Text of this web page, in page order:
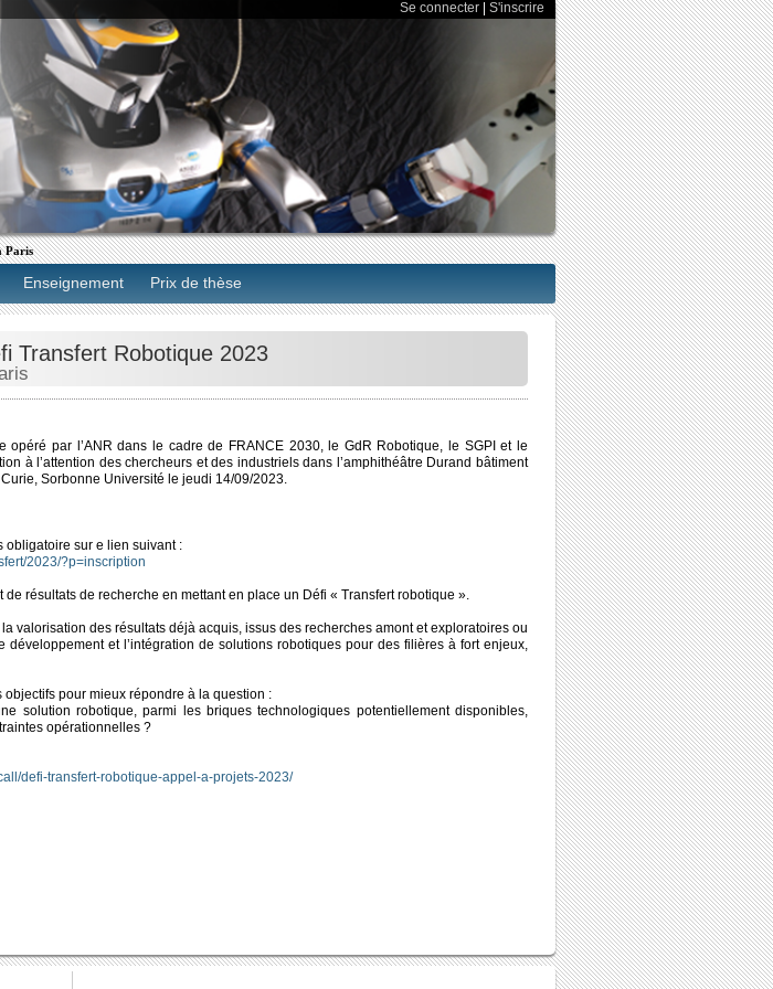
Se connecter S'inscrire
Paris
Enseignement Prix de thèse
Transfert Robotique 2023
opéré par l’ANR dans le cadre de FRANCE 2030, le GdR Robotique, le SGPI et le
à l’attention des chercheurs et des industriels dans l’amphithéâtre Durand bâtiment
Sorbonne Université le jeudi 14/09/2023.
obligatoire sur e lien suivant :
2023/?p=inscription
résultats de recherche en mettant en place un Défi « Transfert robotique ».
valorisation des résultats déjà acquis, issus des recherches amont et exploratoires ou
développement et l’intégration de solutions robotiques pour des filières à fort enjeux,
objectifs pour mieux répondre à la question :
solution robotique, parmi les briques technologiques potentiellement disponibles,
opérationnelles ?
defi-transfert-robotique-appel-a-projets-2023/